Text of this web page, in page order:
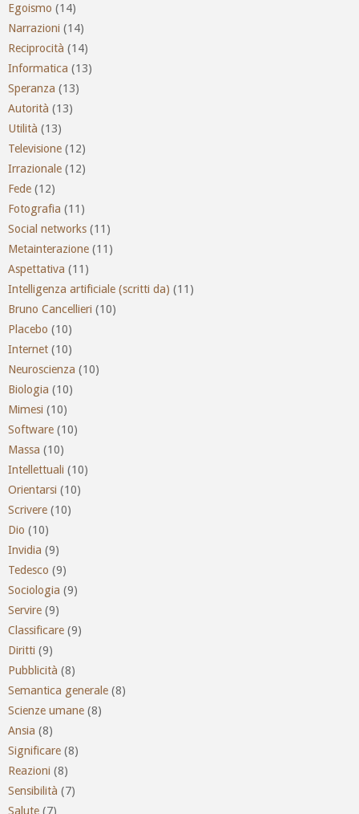
Egoismo (14)
Narrazioni (14)
Reciprocità (14)
Informatica (13)
Speranza (13)
Autorità (13)
Utilità (13)
Televisione (12)
Irrazionale (12)
Fede (12)
Fotografia (11)
Social networks (11)
Metainterazione (11)
Aspettativa (11)
Intelligenza artificiale (scritti da) (11)
Bruno Cancellieri (10)
Placebo (10)
Internet (10)
Neuroscienza (10)
Biologia (10)
Mimesi (10)
Software (10)
Massa (10)
Intellettuali (10)
Orientarsi (10)
Scrivere (10)
Dio (10)
Invidia (9)
Tedesco (9)
Sociologia (9)
Servire (9)
Classificare (9)
Diritti (9)
Pubblicità (8)
Semantica generale (8)
Scienze umane (8)
Ansia (8)
Significare (8)
Reazioni (8)
Sensibilità (7)
Salute (7)